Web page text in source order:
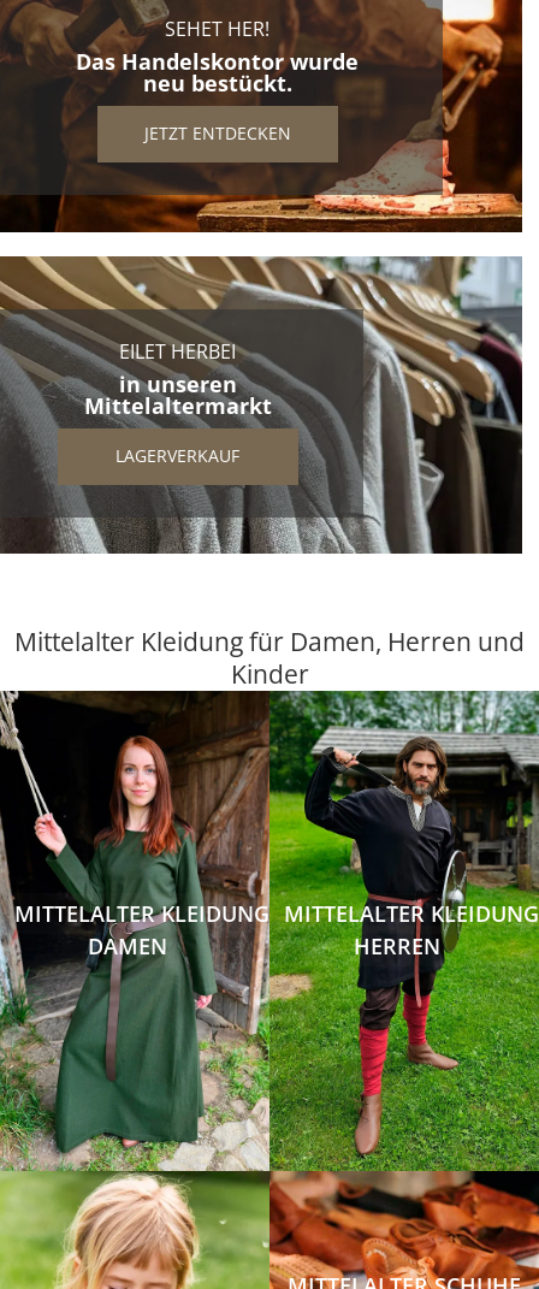
SEHET HER!
Das Handelskontor wurde
neu bestückt.
JETZT ENTDECKEN
EILET HERBEI
in unseren
Mittelaltermarkt
LAGERVERKAUF
Mittelalter Kleidung für Damen, Herren und
Kinder
MITTELALTER KLEIDUNG
DAMEN
MITTELALTER KLEIDUNG
HERREN